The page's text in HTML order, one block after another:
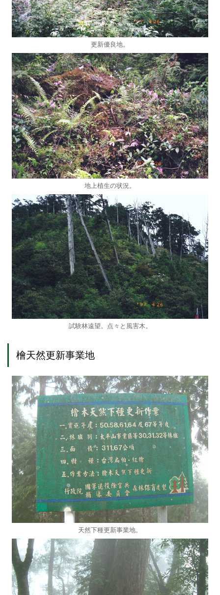
更新優良地。
地上植生の状況。
試験林遠望。点々と風害木。
檜天然更新事業地
天然下種更新事業地。